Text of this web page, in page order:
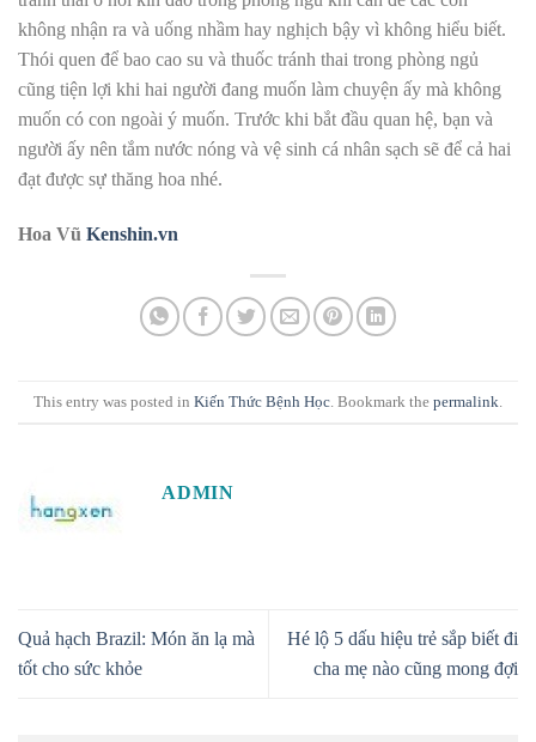
không nhận ra và uống nhầm hay nghịch bậy vì không hiểu biết.
Thói quen để bao cao su và thuốc tránh thai trong phòng ngủ
cũng tiện lợi khi hai người đang muốn làm chuyện ấy mà không
muốn có con ngoài ý muốn. Trước khi bắt đầu quan hệ, bạn và
người ấy nên tắm nước nóng và vệ sinh cá nhân sạch sẽ để cả hai
đạt được sự thăng hoa nhé.
Hoa Vũ Kenshin.vn
This entry was posted in Kiến Thức Bệnh Học . Bookmark the permalink
ADMIN
Quả hạch Brazil: Món ăn lạ mà
tốt cho sức khỏe
Hé lộ 5 dấu hiệu trẻ sắp biết đi
cha mẹ nào cũng mong đợi